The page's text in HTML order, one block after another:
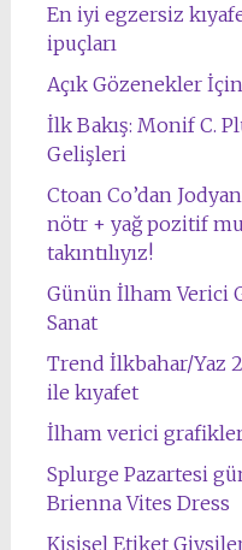
En iyi egzersiz
ipuçları
Açık Gözenekler
İlk Bakış: Monif C.
Gelişleri
Ctoan Co’dan
nötr + yağ pozitif
takıntılıyız!
Günün İlham Verici
Sanat
Trend İlkbahar/Yaz
ile kıyafet
İlham verici
Splurge Pazartesi
Brienna Vites Dress
Kişisel Etiket